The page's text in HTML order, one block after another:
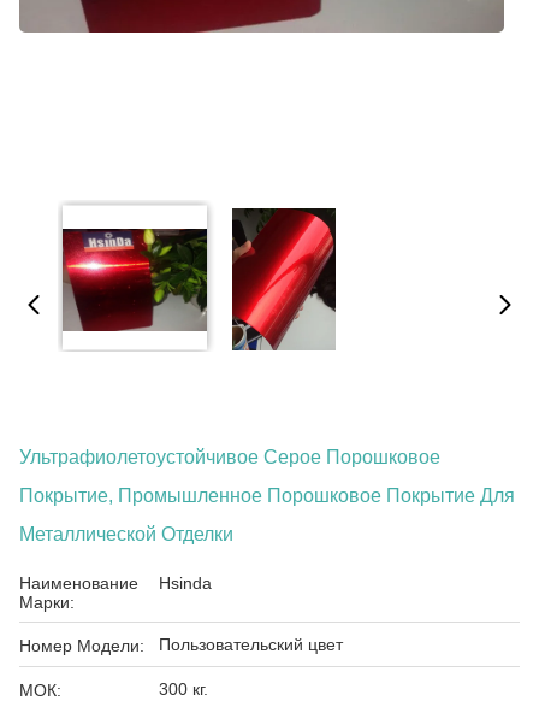
Ультрафиолетоустойчивое Серое Порошковое
Покрытие, Промышленное Порошковое Покрытие Для
Металлической Отделки
Наименование
Марки:
Hsinda
Номер Модели: Пользовательский цвет
МОК: 300 кг.